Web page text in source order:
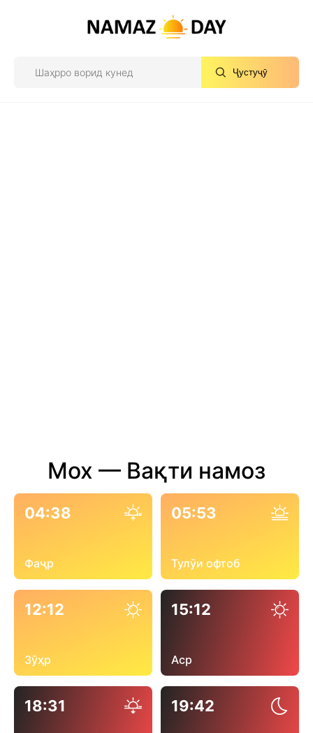
Ҷустуҷӯ
Мох — Вақти намоз
04:38
Фаҷр
05:53
Тулӯи офтоб
12:12
Зӯҳр
15:12
Аср
18:31 19:42